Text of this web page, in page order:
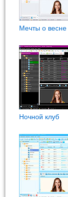
Мечты о весне
Ночной клуб